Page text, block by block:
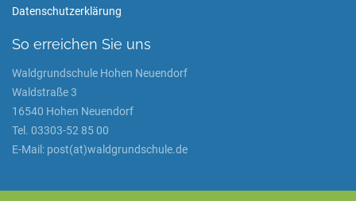
Datenschutzerklärung
So erreichen Sie uns
Waldgrundschule Hohen Neuendorf
Waldstraße 3
16540 Hohen Neuendorf
Tel. 03303-52 85 00
E-Mail: post(at)waldgrundschule.de